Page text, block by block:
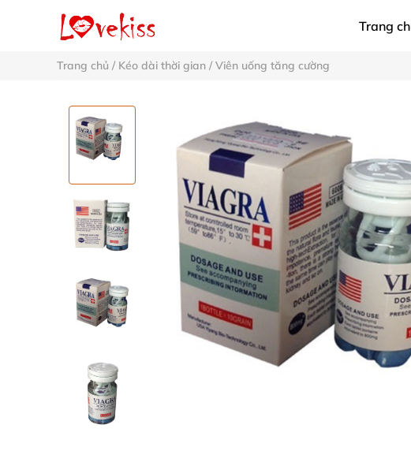
Trang
Trang chủ / Kéo dài thời gian / Viên uống tăng cường